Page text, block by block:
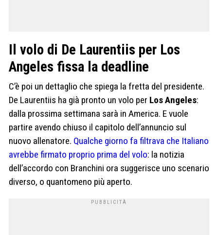
Il volo di De Laurentiis per Los
Angeles fissa la deadline
C’è poi un dettaglio che spiega la fretta del presidente.
De Laurentiis ha già pronto un volo per Los Angeles:
dalla prossima settimana sarà in America. E vuole
partire avendo chiuso il capitolo dell’annuncio sul
nuovo allenatore. Qualche giorno fa filtrava che Italiano
avrebbe firmato proprio prima del volo: la notizia
dell’accordo con Branchini ora suggerisce uno scenario
diverso, o quantomeno più aperto.